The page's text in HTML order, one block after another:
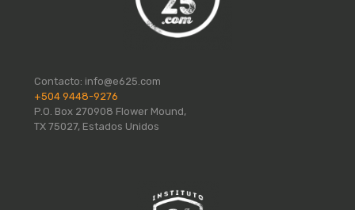
Contacto: info@e625.com
+504 9448-9276
P.O. Box 270908 Flower Mound,
TX 75027, Estados Unidos